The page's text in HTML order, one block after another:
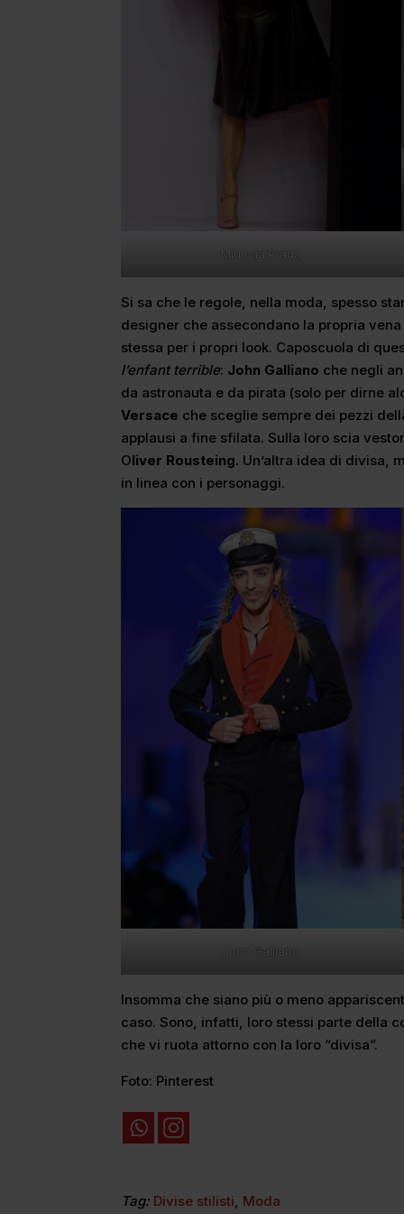
Miuccia Prada
Si sa che le regole, nella moda, spesso
designer che assecondano la propria
stessa per i propri look. Caposcuola di
l’enfant terrible: John Galliano che negli
da astronauta e da pirata (solo per dirne
Versace che sceglie sempre dei pezzi
applausi a fine sfilata. Sulla loro scia
Oliver Rousteing. Un’altra idea di divisa,
in linea con i personaggi.
John Galliano
Insomma che siano più o meno
caso. Sono, infatti, loro stessi parte della
che vi ruota attorno con la loro “divisa”.
Foto: Pinterest
Tag: Divise stilisti, Moda